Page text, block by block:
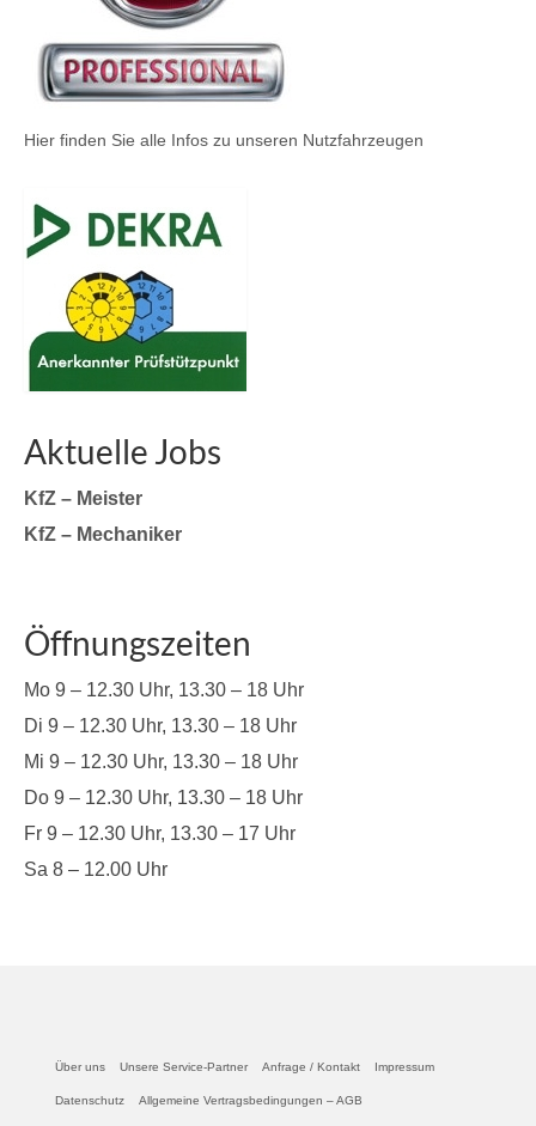
Hier finden Sie alle Infos zu unseren Nutzfahrzeugen
Aktuelle Jobs
KfZ – Meister
KfZ – Mechaniker
Öffnungszeiten
Mo 9 – 12.30 Uhr, 13.30 – 18 Uhr
Di 9 – 12.30 Uhr, 13.30 – 18 Uhr
Mi 9 – 12.30 Uhr, 13.30 – 18 Uhr
Do 9 – 12.30 Uhr, 13.30 – 18 Uhr
Fr 9 – 12.30 Uhr, 13.30 – 17 Uhr
Sa 8 – 12.00 Uhr
Über uns Unsere Service-Partner Anfrage / Kontakt Impressum
Datenschutz Allgemeine Vertragsbedingungen – AGB